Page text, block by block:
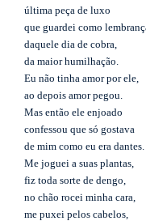
última peça de luxo
que guardei como
daquele dia de cobra,
da maior humilhação.
Eu não tinha amor por ele,
ao depois amor pegou.
Mas então ele enjoado
confessou que só gostava
de mim como eu era dantes.
Me joguei a suas plantas,
fiz toda sorte de dengo,
no chão rocei minha cara,
me puxei pelos cabelos,